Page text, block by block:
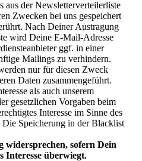
aus der Newsletterverteilerliste
Zwecken bei uns gespeichert
Nach Deiner Austragung
wird Deine E-Mail-Adresse
ggf. in einer
Mailings zu verhindern.
nur für diesen Zweck
Daten zusammengeführt.
als auch unserem
gesetzlichen Vorgaben beim
Interesse im Sinne des
Speicherung in der Blacklist
widersprechen, sofern Dein
Interesse überwiegt.